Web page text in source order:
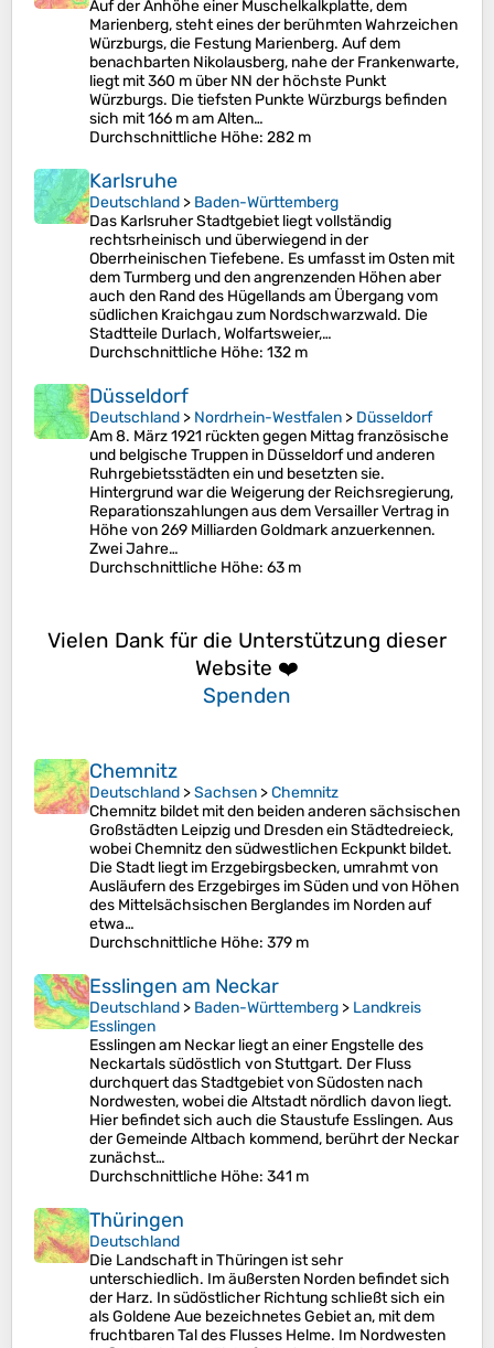
Auf der Anhöhe einer Muschelkalkplatte, dem
Marienberg, steht eines der berühmten Wahrzeichen
Würzburgs, die Festung Marienberg. Auf dem
benachbarten Nikolausberg, nahe der Frankenwarte,
liegt mit 360 m über NN der höchste Punkt
Würzburgs. Die tiefsten Punkte Würzburgs befinden
sich mit 166 m am Alten…
Durchschnittliche Höhe: 282 m
Karlsruhe
Deutschland > Baden-Württemberg
Das Karlsruher Stadtgebiet liegt vollständig
rechtsrheinisch und überwiegend in der
Oberrheinischen Tiefebene. Es umfasst im Osten mit
dem Turmberg und den angrenzenden Höhen aber
auch den Rand des Hügellands am Übergang vom
südlichen Kraichgau zum Nordschwarzwald. Die
Stadtteile Durlach, Wolfartsweier,…
Durchschnittliche Höhe: 132 m
Düsseldorf
Deutschland > Nordrhein-Westfalen > Düsseldorf
Am 8. März 1921 rückten gegen Mittag französische
und belgische Truppen in Düsseldorf und anderen
Ruhrgebietsstädten ein und besetzten sie.
Hintergrund war die Weigerung der Reichsregierung,
Reparationszahlungen aus dem Versailler Vertrag in
Höhe von 269 Milliarden Goldmark anzuerkennen.
Zwei Jahre…
Durchschnittliche Höhe: 63 m
Vielen Dank für die Unterstützung dieser
Website ❤️
Spenden
Chemnitz
Deutschland >Sachsen >Chemnitz
Chemnitz bildet mit den beiden anderen sächsischen
Großstädten Leipzig und Dresden ein Städtedreieck,
wobei Chemnitz den südwestlichen Eckpunkt bildet.
Die Stadt liegt im Erzgebirgsbecken, umrahmt von
Ausläufern des Erzgebirges im Süden und von Höhen
des Mittelsächsischen Berglandes im Norden auf
etwa…
Durchschnittliche Höhe: 379 m
Esslingen am Neckar
Deutschland > Baden-Württemberg > Landkreis
Esslingen
Esslingen am Neckar liegt an einer Engstelle des
Neckartals südöstlich von Stuttgart. Der Fluss
durchquert das Stadtgebiet von Südosten nach
Nordwesten, wobei die Altstadt nördlich davon liegt.
Hier befindet sich auch die Staustufe Esslingen. Aus
der Gemeinde Altbach kommend, berührt der Neckar
zunächst…
Durchschnittliche Höhe: 341 m
Thüringen
Deutschland
Die Landschaft in Thüringen ist sehr
unterschiedlich. Im äußersten Norden befindet sich
der Harz. In südöstlicher Richtung schließt sich ein
als Goldene Aue bezeichnetes Gebiet an, mit dem
fruchtbaren Tal des Flusses Helme. Im Nordwesten